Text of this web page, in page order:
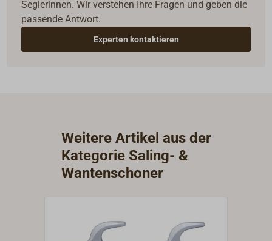
Seglerinnen. Wir verstehen Ihre Fragen und geben die
passende Antwort.
Experten kontaktieren
Weitere Artikel aus der
Kategorie Saling- &
Wantenschoner